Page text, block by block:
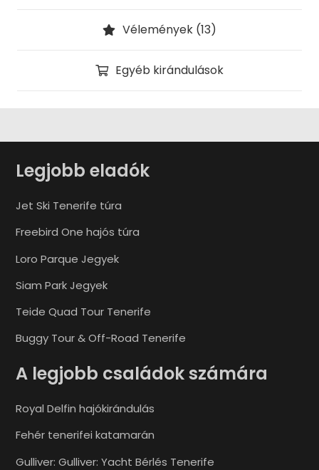
Vélemények (13)
Egyéb kirándulások
Legjobb eladók
Jet Ski Tenerife túra
Freebird One hajós túra
Loro Parque Jegyek
Siam Park Jegyek
Teide Quad Tour Tenerife
Buggy Tour & Off-Road Tenerife
A legjobb családok számára
Royal Delfin hajókirándulás
Fehér tenerifei katamarán
Gulliver: Gulliver: Yacht Bérlés Tenerife